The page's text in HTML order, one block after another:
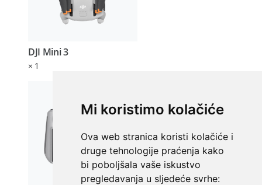
Mi koristimo kolačiće
Ova web stranica koristi kolačiće i
druge tehnologije praćenja kako
bi poboljšala vaše iskustvo
pregledavanja u sljedeće svrhe: